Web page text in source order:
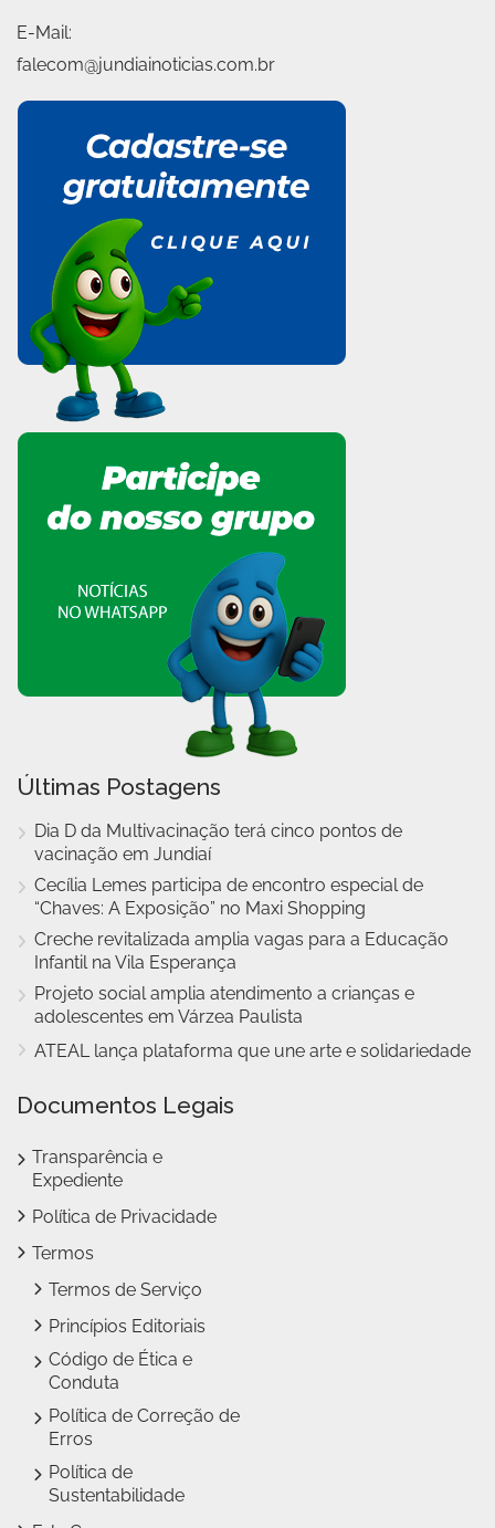
E-Mail:
falecom@jundiainoticias.com.br
Últimas Postagens
Dia D da Multivacinação terá cinco pontos de
vacinação em Jundiaí
Cecília Lemes participa de encontro especial de
“Chaves: A Exposição” no Maxi Shopping
Creche revitalizada amplia vagas para a Educação
Infantil na Vila Esperança
Projeto social amplia atendimento a crianças e
adolescentes em Várzea Paulista
ATEAL lança plataforma que une arte e solidariedade
Documentos Legais
Transparência e
Expediente
Política de Privacidade
Termos
Termos de Serviço
Princípios Editoriais
Código de Ética e
Conduta
Política de Correção de
Erros
Política de
Sustentabilidade